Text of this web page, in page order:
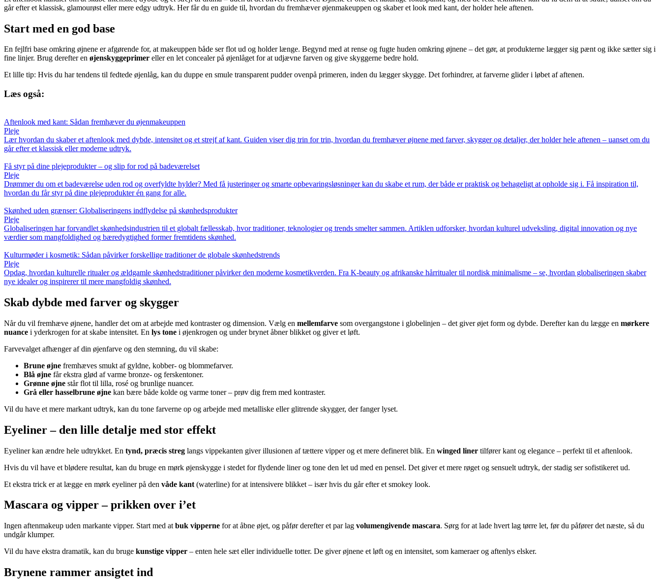
går efter et klassisk, glamourøst eller mere edgy udtryk. Her får du en guide til, hvordan du fremhæver øjenmakeuppen og skaber et look med kant, der holder hele aftenen.
Start med en god base
En fejlfri base omkring øjnene er afgørende for, at makeuppen både ser flot ud og holder længe. Begynd med at rense og fugte huden omkring øjnene – det gør, at produkterne lægger sig pænt og ikke sætter sig i
fine linjer. Brug derefter en øjenskyggeprimer eller en let concealer på øjenlåget for at udjævne farven og give skyggerne bedre hold.
Et lille tip: Hvis du har tendens til fedtede øjenlåg, kan du duppe en smule transparent pudder ovenpå primeren, inden du lægger skygge. Det forhindrer, at farverne glider i løbet af aftenen.
Læs også:
Aftenlook med kant: Sådan fremhæver du øjenmakeuppen
Pleje
Lær hvordan du skaber et aftenlook med dybde, intensitet og et strejf af kant. Guiden viser dig trin for trin, hvordan du fremhæver øjnene med farver, skygger og detaljer, der holder hele aftenen – uanset om du
går efter et klassisk eller moderne udtryk.
Få styr på dine plejeprodukter – og slip for rod på badeværelset
Pleje
Drømmer du om et badeværelse uden rod og overfyldte hylder? Med få justeringer og smarte opbevaringsløsninger kan du skabe et rum, der både er praktisk og behageligt at opholde sig i. Få inspiration til,
hvordan du får styr på dine plejeprodukter én gang for alle.
Skønhed uden grænser: Globaliseringens indflydelse på skønhedsprodukter
Pleje
Globaliseringen har forvandlet skønhedsindustrien til et globalt fællesskab, hvor traditioner, teknologier og trends smelter sammen. Artiklen udforsker, hvordan kulturel udveksling, digital innovation og nye
værdier som mangfoldighed og bæredygtighed former fremtidens skønhed.
Kulturmøder i kosmetik: Sådan påvirker forskellige traditioner de globale skønhedstrends
Pleje
Opdag, hvordan kulturelle ritualer og ældgamle skønhedstraditioner påvirker den moderne kosmetikverden. Fra K-beauty og afrikanske hårritualer til nordisk minimalisme – se, hvordan globaliseringen skaber
nye idealer og inspirerer til mere mangfoldig skønhed.
Skab dybde med farver og skygger
Når du vil fremhæve øjnene, handler det om at arbejde med kontraster og dimension. Vælg en mellemfarve som overgangstone i globelinjen – det giver øjet form og dybde. Derefter kan du lægge en mørkere
nuance i yderkrogen for at skabe intensitet. En lys tone i øjenkrogen og under brynet åbner blikket og giver et løft.
Farvevalget afhænger af din øjenfarve og den stemning, du vil skabe:
Brune øjne fremhæves smukt af gyldne, kobber- og blommefarver.
Blå øjne får ekstra glød af varme bronze- og ferskentoner.
Grønne øjne står flot til lilla, rosé og brunlige nuancer.
Grå eller hasselbrune øjne kan bære både kolde og varme toner – prøv dig frem med kontraster.
Vil du have et mere markant udtryk, kan du tone farverne op og arbejde med metalliske eller glitrende skygger, der fanger lyset.
Eyeliner – den lille detalje med stor effekt
Eyeliner kan ændre hele udtrykket. En tynd, præcis streg langs vippekanten giver illusionen af tættere vipper og et mere defineret blik. En winged liner tilfører kant og elegance – perfekt til et aftenlook.
Hvis du vil have et blødere resultat, kan du bruge en mørk øjenskygge i stedet for flydende liner og tone den let ud med en pensel. Det giver et mere røget og sensuelt udtryk, der stadig ser sofistikeret ud.
Et ekstra trick er at lægge en mørk eyeliner på den våde kant (waterline) for at intensivere blikket – især hvis du går efter et smokey look.
Mascara og vipper – prikken over i’et
Ingen aftenmakeup uden markante vipper. Start med at buk vipperne for at åbne øjet, og påfør derefter et par lag volumengivende mascara. Sørg for at lade hvert lag tørre let, før du påfører det næste, så du
undgår klumper.
Vil du have ekstra dramatik, kan du bruge kunstige vipper – enten hele sæt eller individuelle totter. De giver øjnene et løft og en intensitet, som kameraer og aftenlys elsker.
Brynene rammer ansigtet ind